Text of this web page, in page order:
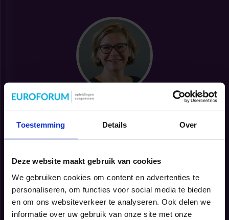
Toestemming Details Over
Deze website maakt gebruik van cookies
We gebruiken cookies om content en advertenties te
personaliseren, om functies voor social media te bieden
en om ons websiteverkeer te analyseren. Ook delen we
informatie over uw gebruik van onze site met onze
Persoonlijk opleidingsadvies nodig?
gegevens of via de chat.
040 2972 770